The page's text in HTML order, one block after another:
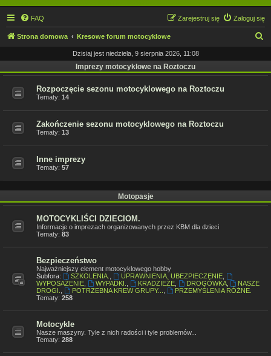
FAQ Zaloguj się
Zarejestruj się
Strona domowa Kresowe forum motocyklowe
Dzisiaj jest niedziela, 9 sierpnia 2026, 11:08
Imprezy motocyklowe na Roztoczu
Rozpoczęcie sezonu motocyklowego na Roztoczu
Tematy: 14
Zakończenie sezonu motocyklowego na Roztoczu
Tematy: 13
Inne imprezy
Tematy: 57
Motopasje
MOTOCYKLIŚCI DZIECIOM.
Informacje o imprezach organizowanych przez KBM dla dzieci
Tematy: 83
Bezpieczeństwo
Najważniejszy element motocyklowego hobby
Subfora:
SZKOLENIA. UPRAWNIENIA, UBEZPIECZENIE,
WYPOSAŻENIE
WYPADKI. KRADZIEŻE, DROGÓWKA,
NASZE
DROGI.
POTRZEBNA KREW GRUPY...
PRZEMYŚLENIA RÓŻNE.
Tematy: 258
Motocykle
Nasze maszyny. Tyle z nich radości i tyle problemów...
Tematy: 288